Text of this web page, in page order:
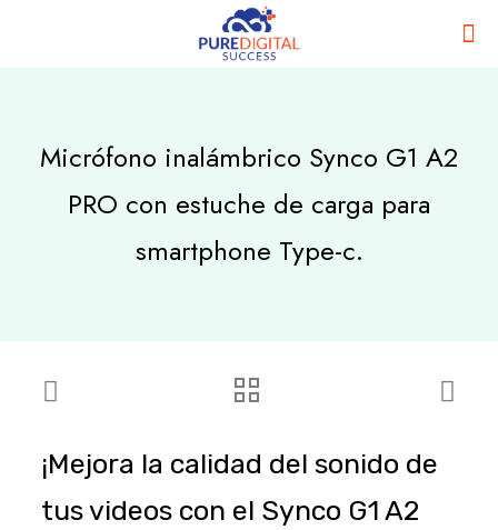
Micrófono inalámbrico Synco G1 A2
PRO con estuche de carga para
smartphone Type-c.
¡Mejora la calidad del sonido de
tus videos con el Synco G1 A2